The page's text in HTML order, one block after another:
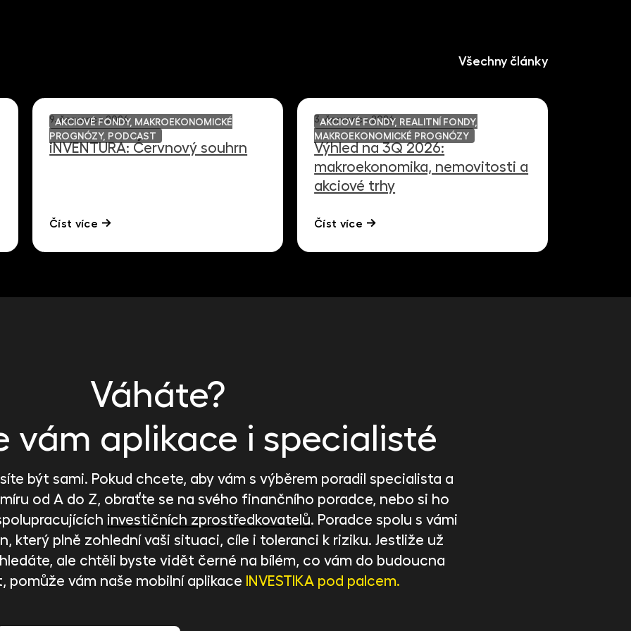
Všechny články
9. července 2026
iNVENTURA: Červnový souhrn
Číst více
AKCIOVÉ FONDY, MAKROEKONOMICKÉ
PROGNÓZY, PODCAST
3. července 2026
Výhled na 3Q 2026:
makroekonomika, nemovitosti a
akciové trhy
Číst více
AKCIOVÉ FONDY, REALITNÍ FONDY,
MAKROEKONOMICKÉ PROGNÓZY
Váháte?
vám aplikace i specialisté
být sami. Pokud chcete, aby vám s výběrem poradil specialista a
od A do Z, obraťte se na svého finančního poradce, nebo si ho
investičních zprostředkovatelů. Poradce spolu s vámi
který plně zohlední vaši situaci, cíle i toleranci k riziku. Jestliže už
ale chtěli byste vidět černé na bílém, co vám do budoucna
pomůže vám naše mobilní aplikace INVESTIKA pod palcem.